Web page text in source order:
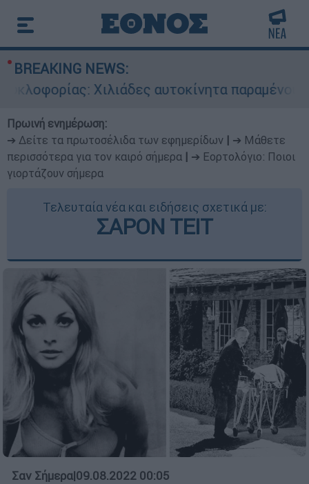
BREAKING NEWS:
Χιλιάδες αυτοκίνητα παραμένουν
Πρωινή ενημέρωση:
➔ Δείτε τα πρωτοσέλιδα των εφημερίδων
➔ Μάθετε
περισσότερα για τον καιρό σήμερα
➔ Εορτολόγιο: Ποιοι
γιορτάζουν σήμερα
Τελευταία νέα και ειδήσεις σχετικά με:
ΣΑΡΟΝ ΤΕΙΤ
Σαν Σήμερα|09.08.2022 00:05